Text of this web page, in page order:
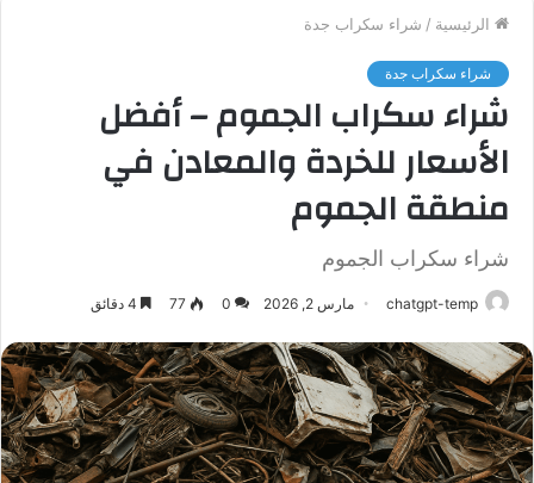
الرئيسية / شراء سكراب جدة
شراء سكراب جدة
شراء سكراب الجموم – أفضل
الأسعار للخردة والمعادن في
منطقة الجموم
شراء سكراب الجموم
chatgpt-temp مارس 2, 2026 0
77